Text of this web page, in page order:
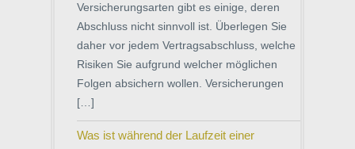
Versicherungsarten gibt es einige, deren
Abschluss nicht sinnvoll ist. Überlegen Sie
daher vor jedem Vertragsabschluss, welche
Risiken Sie aufgrund welcher möglichen
Folgen absichern wollen. Versicherungen
[…]
Was ist während der Laufzeit einer